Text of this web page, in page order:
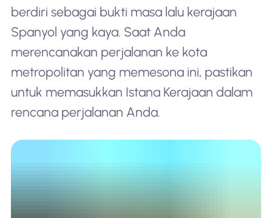
berdiri sebagai bukti masa lalu kerajaan
Spanyol yang kaya. Saat Anda
merencanakan perjalanan ke kota
metropolitan yang memesona ini, pastikan
untuk memasukkan Istana Kerajaan dalam
rencana perjalanan Anda.